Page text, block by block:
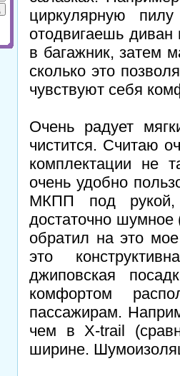
циркулярную
отодвигаешь диван
в багажник, затем
сколько это
чувствуют себя
Очень радует
чистится. Считаю
комплектации не
очень удобно
МКПП под рукой,
достаточно шумное
обратил на это
это
джиповская
комфортом
пассажирам.
чем в X-trail
ширине.